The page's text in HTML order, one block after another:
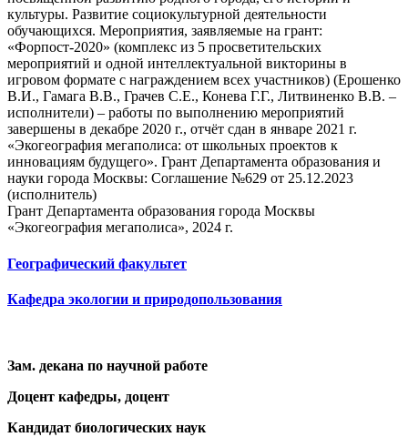
культуры. Развитие социокультурной деятельности
обучающихся. Мероприятия, заявляемые на грант:
«Форпост-2020» (комплекс из 5 просветительских
мероприятий и одной интеллектуальной викторины в
игровом формате с награждением всех участников) (Ерошенко
В.И., Гамага В.В., Грачев С.Е., Конева Г.Г., Литвиненко В.В. –
исполнители) – работы по выполнению мероприятий
завершены в декабре 2020 г., отчёт сдан в январе 2021 г.
«Экогеография мегаполиса: от школьных проектов к
инновациям будущего». Грант Департамента образования и
науки города Москвы: Соглашение №629 от 25.12.2023
(исполнитель)
Грант Департамента образования города Москвы
«Экогеография мегаполиса», 2024 г.
Географический факультет
Кафедра экологии и природопользования
Зам. декана по научной работе
Доцент кафедры, доцент
Кандидат биологических наук